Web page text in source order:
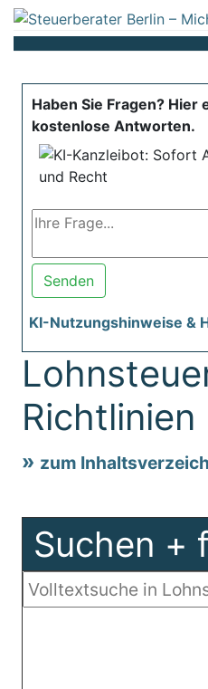
Haben Sie Fragen? Hier
kostenlose Antworten.
Senden
KI-Nutzungshinweise &
Richtlinien
zum
Suchen +